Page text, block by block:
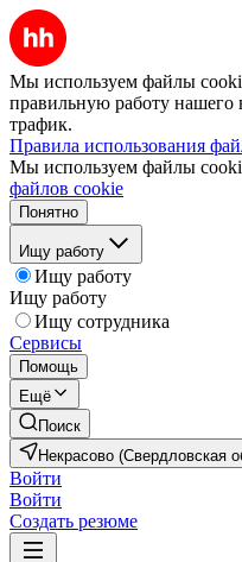
Мы используем файлы
правильную работу нашего
трафик.
Правила использования
Мы используем файлы
файлов cookie
Понятно
Ищу работу
Ищу работу
Ищу работу
Ищу сотрудника
Сервисы
Помощь
Ещё
Поиск
Некрасово (Свердловская
Войти
Войти
Создать резюме